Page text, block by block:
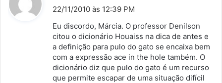
i
s
e
:
22/11/2010 às 12:39 PM
Eu discordo, Márcia. O professor Denilson
citou o dicionário Houaiss na dica de antes e
a definição para pulo do gato se encaixa bem
com a expressão ace in the hole também. O
dicionário diz que pulo do gato é um recurso
que permite escapar de uma situação difícil